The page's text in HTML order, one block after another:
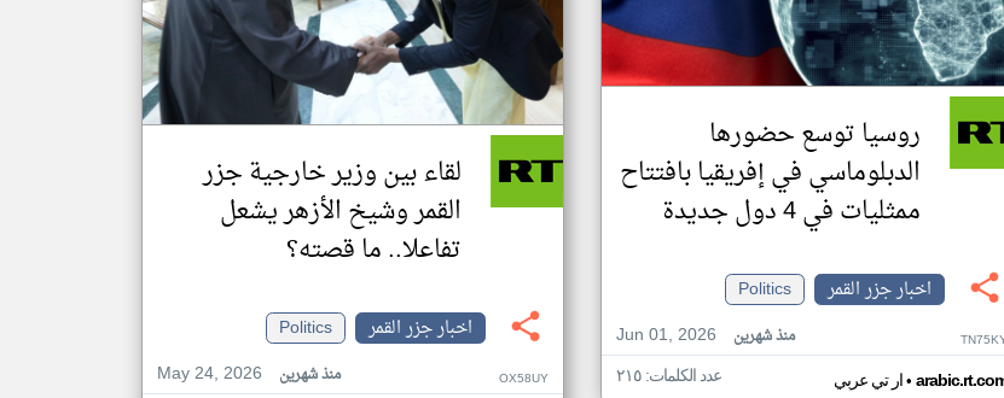
روسيا توسع حضورها
الدبلوماسي في إفريقيا بافتتاح
ممثليات في 4 دول جديدة
اخبار جزر القمر
Politics
Jun 01, 2026
منذ شهرين
ار تي عربي• عدد الكلمات: ٢١٥
لقاء بين وزير خارجية جزر
القمر وشيخ الأزهر يشعل
تفاعلا.. ما قصته؟
اخبار جزر القمر
Politics
May 24, 2026
منذ شهرين OX58UY